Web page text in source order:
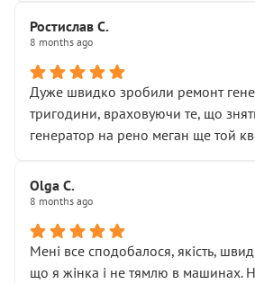
Хотілося б більше:
• належної уваги до авто
• прозорості в роботах і рахунках
• реальної діагностики, а не
“подивились і поїхав”
На жаль, складається враження, що
Стосовно комунікації - все добре
звертатися до цього автосервісу.
Ростислав С.
8 months ago
Дуже швидко зробили ремонт
тригодини, враховуючи те, що
генератор на рено меган ще той
Olga С.
8 months ago
Мені все сподобалося, якість,
що я жінка і не тямлю в машинах.